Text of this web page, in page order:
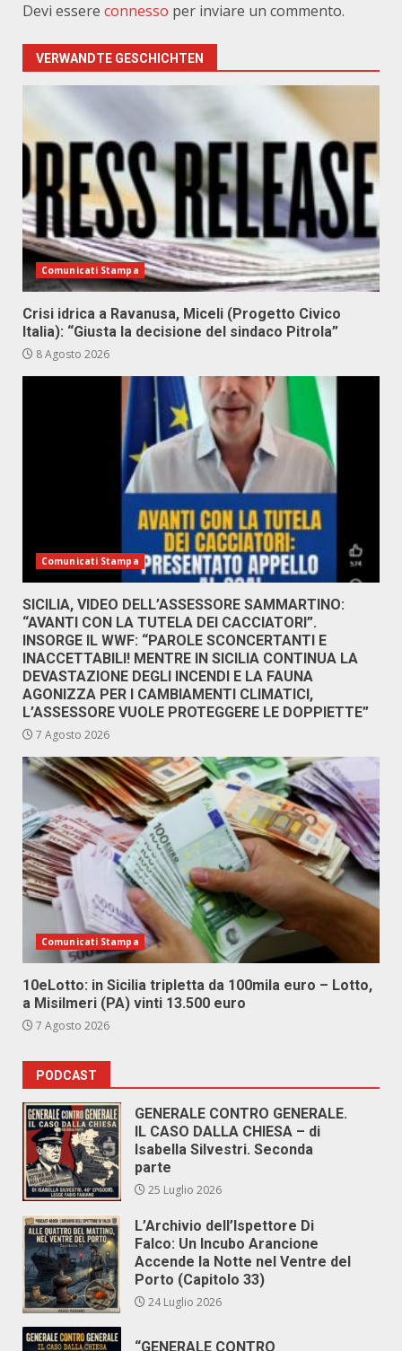
Devi essere connesso per inviare un commento.
VERWANDTE GESCHICHTEN
Comunicati Stampa
Crisi idrica a Ravanusa, Miceli (Progetto Civico
Italia): “Giusta la decisione del sindaco Pitrola”
8 Agosto 2026
Comunicati Stampa
SICILIA, VIDEO DELL’ASSESSORE SAMMARTINO:
“AVANTI CON LA TUTELA DEI CACCIATORI”.
INSORGE IL WWF: “PAROLE SCONCERTANTI E
INACCETTABILI! MENTRE IN SICILIA CONTINUA LA
DEVASTAZIONE DEGLI INCENDI E LA FAUNA
AGONIZZA PER I CAMBIAMENTI CLIMATICI,
L’ASSESSORE VUOLE PROTEGGERE LE DOPPIETTE”
7 Agosto 2026
Comunicati Stampa
10eLotto: in Sicilia tripletta da 100mila euro – Lotto,
a Misilmeri (PA) vinti 13.500 euro
7 Agosto 2026
PODCAST
GENERALE CONTRO GENERALE.
IL CASO DALLA CHIESA – di
Isabella Silvestri. Seconda
parte
25 Luglio 2026
L’Archivio dell’Ispettore Di
Falco: Un Incubo Arancione
Accende la Notte nel Ventre del
Porto (Capitolo 33)
24 Luglio 2026
“GENERALE CONTRO